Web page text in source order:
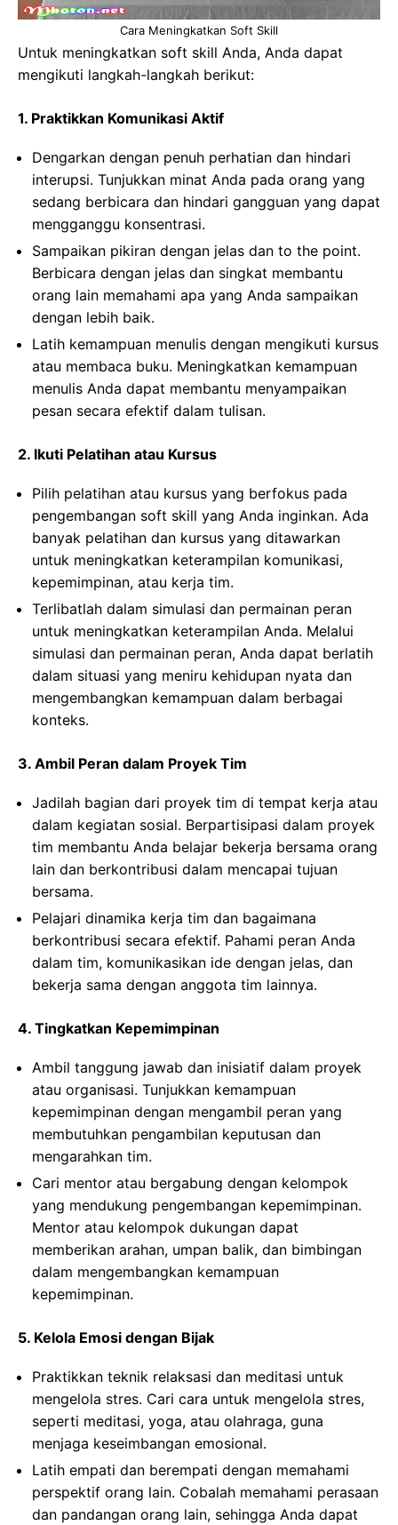
Cara Meningkatkan Soft Skill
Untuk meningkatkan soft skill Anda, Anda dapat
mengikuti langkah-langkah berikut:
1. Praktikkan Komunikasi Aktif
Dengarkan dengan penuh perhatian dan hindari
interupsi. Tunjukkan minat Anda pada orang yang
sedang berbicara dan hindari gangguan yang dapat
mengganggu konsentrasi.
Sampaikan pikiran dengan jelas dan to the point.
Berbicara dengan jelas dan singkat membantu
orang lain memahami apa yang Anda sampaikan
dengan lebih baik.
Latih kemampuan menulis dengan mengikuti kursus
atau membaca buku. Meningkatkan kemampuan
menulis Anda dapat membantu menyampaikan
pesan secara efektif dalam tulisan.
2. Ikuti Pelatihan atau Kursus
Pilih pelatihan atau kursus yang berfokus pada
pengembangan soft skill yang Anda inginkan. Ada
banyak pelatihan dan kursus yang ditawarkan
untuk meningkatkan keterampilan komunikasi,
kepemimpinan, atau kerja tim.
Terlibatlah dalam simulasi dan permainan peran
untuk meningkatkan keterampilan Anda. Melalui
simulasi dan permainan peran, Anda dapat berlatih
dalam situasi yang meniru kehidupan nyata dan
mengembangkan kemampuan dalam berbagai
konteks.
3. Ambil Peran dalam Proyek Tim
Jadilah bagian dari proyek tim di tempat kerja atau
dalam kegiatan sosial. Berpartisipasi dalam proyek
tim membantu Anda belajar bekerja bersama orang
lain dan berkontribusi dalam mencapai tujuan
bersama.
Pelajari dinamika kerja tim dan bagaimana
berkontribusi secara efektif. Pahami peran Anda
dalam tim, komunikasikan ide dengan jelas, dan
bekerja sama dengan anggota tim lainnya.
4. Tingkatkan Kepemimpinan
Ambil tanggung jawab dan inisiatif dalam proyek
atau organisasi. Tunjukkan kemampuan
kepemimpinan dengan mengambil peran yang
membutuhkan pengambilan keputusan dan
mengarahkan tim.
Cari mentor atau bergabung dengan kelompok
yang mendukung pengembangan kepemimpinan.
Mentor atau kelompok dukungan dapat
memberikan arahan, umpan balik, dan bimbingan
dalam mengembangkan kemampuan
kepemimpinan.
5. Kelola Emosi dengan Bijak
Praktikkan teknik relaksasi dan meditasi untuk
mengelola stres. Cari cara untuk mengelola stres,
seperti meditasi, yoga, atau olahraga, guna
menjaga keseimbangan emosional.
Latih empati dan berempati dengan memahami
perspektif orang lain. Cobalah memahami perasaan
dan pandangan orang lain, sehingga Anda dapat